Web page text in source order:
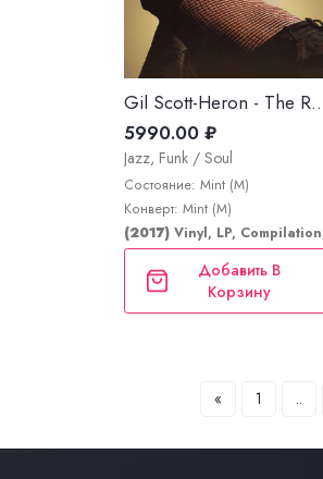
Gil Scott-Heron - The
5990.00 ₽
Jazz, Funk / Soul
Состояние: Mint (M)
Конверт: Mint (M)
(2017) Vinyl, LP,
Добавить В
Корзину
« 1 ..